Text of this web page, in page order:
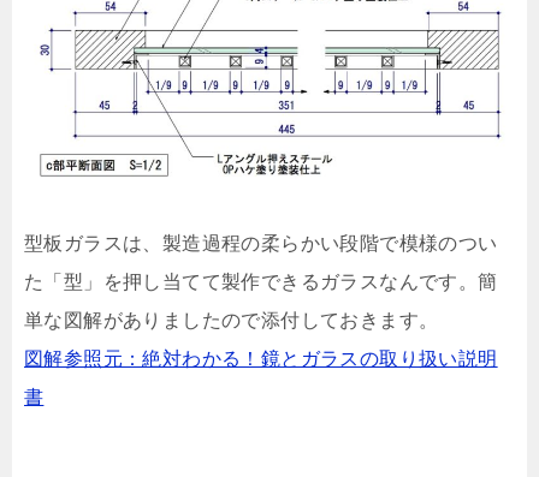
型板ガラスは、製造過程の柔らかい段階で模様のつい
た「型」を押し当てて製作できるガラスなんです。簡
単な図解がありましたので添付しておきます。
図解参照元：絶対わかる！鏡とガラスの取り扱い説明
書